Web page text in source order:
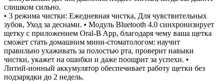
слишком сильно.
• 3 режима чистки: Ежедневная чистка, Для чувствительных
зубов, Уход за деснами. • Модуль Bluetooth 4.0 синхронизирует
щетку с приложением Oral-B App, благодаря чему ваша щетка
сможет стать домашним мини-стоматологом: научит
правильно ухаживать за полостью рта, проверит навыки
чистки, укажет на ошибки и даже поощрит за успехи. •
Литий-ионный аккумулятор обеспечивает работу щетки без
подзарядки до 2 недель.